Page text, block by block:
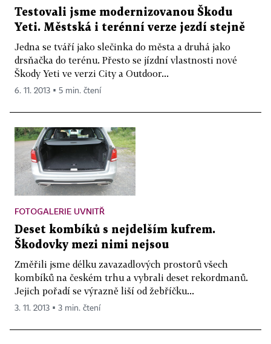
Testovali jsme modernizovanou Škodu
Yeti. Městská i terénní verze jezdí stejně
Jedna se tváří jako slečinka do města a druhá jako
drsňačka do terénu. Přesto se jízdní vlastnosti nové
Škody Yeti ve verzi City a Outdoor...
6. 11. 2013 ▪ 5 min. čtení
FOTOGALERIE UVNITŘ
Deset kombíků s nejdelším kufrem.
Škodovky mezi nimi nejsou
Změřili jsme délku zavazadlových prostorů všech
kombíků na českém trhu a vybrali deset rekordmanů.
Jejich pořadí se výrazně liší od žebříčku...
3. 11. 2013 ▪ 3 min. čtení